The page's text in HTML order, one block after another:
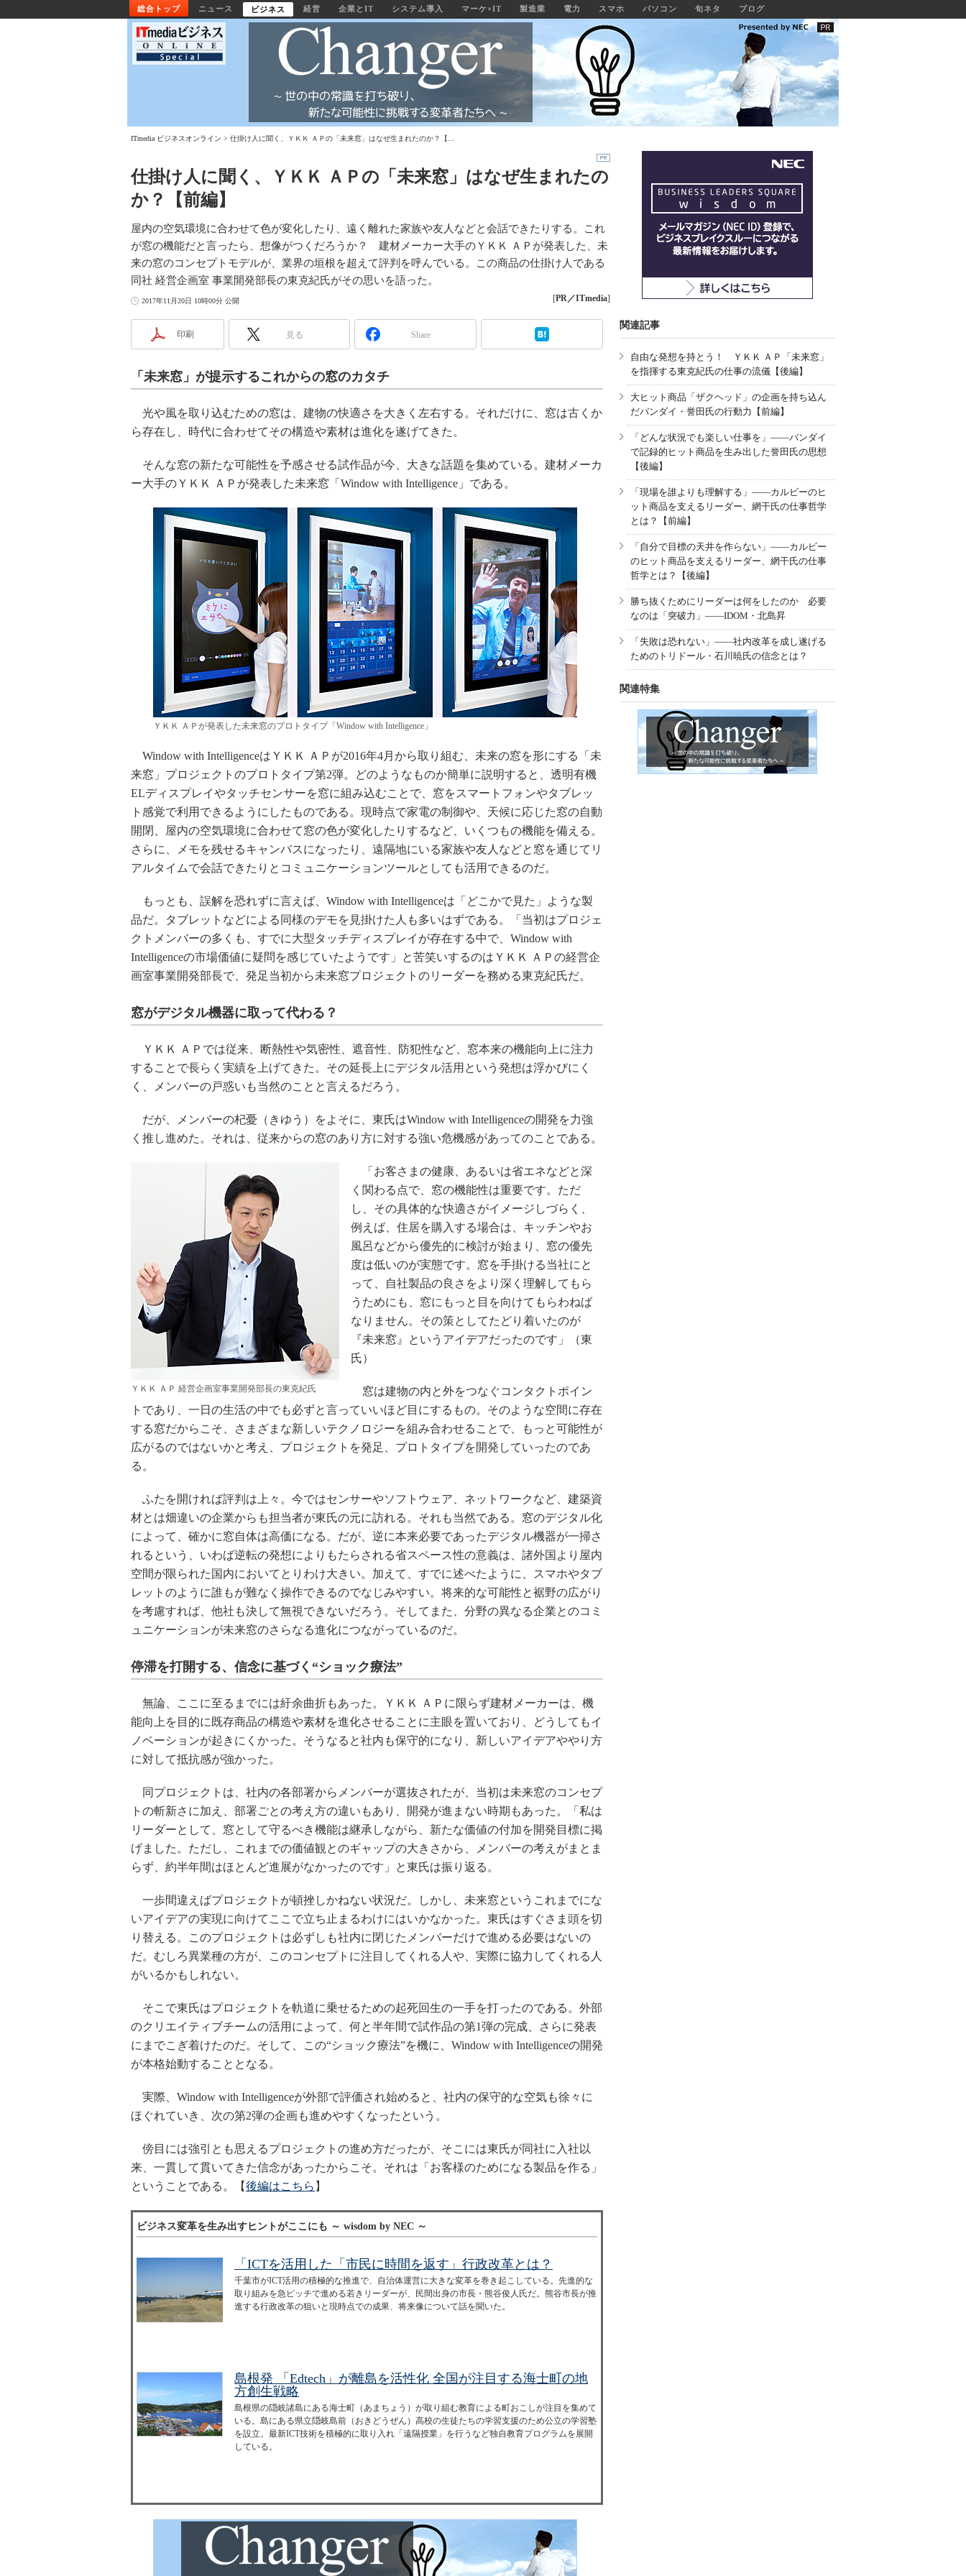
総合トップ ニュース ビジネス 経営 企業とIT システム導入 マーケ×IT 製造業 電力 スマホ パソコン 旬ネタ ブログ
ITmedia ビジネスオンライン 仕掛け人に聞く、ＹＫＫ ＡＰの「未来窓」はなぜ生まれたのか？【...
仕掛け人に聞く、ＹＫＫ ＡＰの「未来窓」はなぜ生まれたの
か？【前編】
屋内の空気環境に合わせて色が変化したり、遠く離れた家族や友人などと会話できたりする。これ
が窓の機能だと言ったら、想像がつくだろうか？ 建材メーカー大手のＹＫＫ ＡＰが発表した、未
来の窓のコンセプトモデルが、業界の垣根を超えて評判を呼んでいる。この商品の仕掛け人である
同社 経営企画室 事業開発部長の東克紀氏がその思いを語った。
2017年11月20日 10時00分 公開 [PR／ITmedia]
印刷 見る Share
「未来窓」が提示するこれからの窓のカタチ
光や風を取り込むための窓は、建物の快適さを大きく左右する。それだけに、窓は古くか
ら存在し、時代に合わせてその構造や素材は進化を遂げてきた。
そんな窓の新たな可能性を予感させる試作品が今、大きな話題を集めている。建材メーカ
ー大手のＹＫＫ ＡＰが発表した未来窓「Window with Intelligence」である。
ＹＫＫ ＡＰが発表した未来窓のプロトタイプ「Window with Intelligence」
Window with IntelligenceはＹＫＫ ＡＰが2016年4月から取り組む、未来の窓を形にする「未
来窓」プロジェクトのプロトタイプ第2弾。どのようなものか簡単に説明すると、透明有機
ELディスプレイやタッチセンサーを窓に組み込むことで、窓をスマートフォンやタブレッ
ト感覚で利用できるようにしたものである。現時点で家電の制御や、天候に応じた窓の自動
開閉、屋内の空気環境に合わせて窓の色が変化したりするなど、いくつもの機能を備える。
さらに、メモを残せるキャンバスになったり、遠隔地にいる家族や友人などと窓を通じてリ
アルタイムで会話できたりとコミュニケーションツールとしても活用できるのだ。
もっとも、誤解を恐れずに言えば、Window with Intelligenceは「どこかで見た」ような製
品だ。タブレットなどによる同様のデモを見掛けた人も多いはずである。「当初はプロジェ
クトメンバーの多くも、すでに大型タッチディスプレイが存在する中で、Window with
Intelligenceの市場価値に疑問を感じていたようです」と苦笑いするのはＹＫＫ ＡＰの経営企
画室事業開発部長で、発足当初から未来窓プロジェクトのリーダーを務める東克紀氏だ。
窓がデジタル機器に取って代わる？
ＹＫＫ ＡＰでは従来、断熱性や気密性、遮音性、防犯性など、窓本来の機能向上に注力
することで長らく実績を上げてきた。その延長上にデジタル活用という発想は浮かびにく
く、メンバーの戸惑いも当然のことと言えるだろう。
だが、メンバーの杞憂（きゆう）をよそに、東氏はWindow with Intelligenceの開発を力強
く推し進めた。それは、従来からの窓のあり方に対する強い危機感があってのことである。
ＹＫＫ ＡＰ 経営企画室事業開発部長の東克紀氏
「お客さまの健康、あるいは省エネなどと深
く関わる点で、窓の機能性は重要です。ただ
し、その具体的な快適さがイメージしづらく、
例えば、住居を購入する場合は、キッチンやお
風呂などから優先的に検討が始まり、窓の優先
度は低いのが実態です。窓を手掛ける当社にと
って、自社製品の良さをより深く理解してもら
うためにも、窓にもっと目を向けてもらわねば
なりません。その策としてたどり着いたのが
『未来窓』というアイデアだったのです」（東
氏）
窓は建物の内と外をつなぐコンタクトポイン
トであり、一日の生活の中でも必ずと言っていいほど目にするもの。そのような空間に存在
する窓だからこそ、さまざまな新しいテクノロジーを組み合わせることで、もっと可能性が
広がるのではないかと考え、プロジェクトを発足、プロトタイプを開発していったのであ
る。
ふたを開ければ評判は上々。今ではセンサーやソフトウェア、ネットワークなど、建築資
材とは畑違いの企業からも担当者が東氏の元に訪れる。それも当然である。窓のデジタル化
によって、確かに窓自体は高価になる。だが、逆に本来必要であったデジタル機器が一掃さ
れるという、いわば逆転の発想によりもたらされる省スペース性の意義は、諸外国より屋内
空間が限られた国内においてとりわけ大きい。加えて、すでに述べたように、スマホやタブ
レットのように誰もが難なく操作できるのでなじみやすい。将来的な可能性と裾野の広がり
を考慮すれば、他社も決して無視できないだろう。そしてまた、分野の異なる企業とのコミ
ュニケーションが未来窓のさらなる進化につながっているのだ。
停滞を打開する、信念に基づく“ショック療法”
無論、ここに至るまでには紆余曲折もあった。ＹＫＫ ＡＰに限らず建材メーカーは、機
能向上を目的に既存商品の構造や素材を進化させることに主眼を置いており、どうしてもイ
ノベーションが起きにくかった。そうなると社内も保守的になり、新しいアイデアややり方
に対して抵抗感が強かった。
同プロジェクトは、社内の各部署からメンバーが選抜されたが、当初は未来窓のコンセプ
トの斬新さに加え、部署ごとの考え方の違いもあり、開発が進まない時期もあった。「私は
リーダーとして、窓として守るべき機能は継承しながら、新たな価値の付加を開発目標に掲
げました。ただし、これまでの価値観とのギャップの大きさから、メンバーの考えがまとま
らず、約半年間はほとんど進展がなかったのです」と東氏は振り返る。
一歩間違えばプロジェクトが頓挫しかねない状況だ。しかし、未来窓というこれまでにな
いアイデアの実現に向けてここで立ち止まるわけにはいかなかった。東氏はすぐさま頭を切
り替える。このプロジェクトは必ずしも社内に閉じたメンバーだけで進める必要はないの
だ。むしろ異業種の方が、このコンセプトに注目してくれる人や、実際に協力してくれる人
がいるかもしれない。
そこで東氏はプロジェクトを軌道に乗せるための起死回生の一手を打ったのである。外部
のクリエイティブチームの活用によって、何と半年間で試作品の第1弾の完成、さらに発表
にまでこぎ着けたのだ。そして、この“ショック療法”を機に、Window with Intelligenceの開発
が本格始動することとなる。
実際、Window with Intelligenceが外部で評価され始めると、社内の保守的な空気も徐々に
ほぐれていき、次の第2弾の企画も進めやすくなったという。
傍目には強引とも思えるプロジェクトの進め方だったが、そこには東氏が同社に入社以
来、一貫して貫いてきた信念があったからこそ。それは「お客様のためになる製品を作る」
ということである。【後編はこちら 】
ビジネス変革を生み出すヒントがここにも ～ wisdom by NEC ～
「ICTを活用した「市民に時間を返す」行政改革とは？
千葉市がICT活用の積極的な推進で、自治体運営に大きな変革を巻き起こしている。先進的な
取り組みを急ピッチで進める若きリーダーが、民間出身の市長・熊谷俊人氏だ。熊谷市長が推
進する行政改革の狙いと現時点での成果、将来像について話を聞いた。
島根発 「Edtech」が離島を活性化 全国が注目する海士町の地
方創生戦略
島根県の隠岐諸島にある海士町（あまちょう）が取り組む教育による町おこしが注目を集めて
いる。島にある県立隠岐島前（おきどうぜん）高校の生徒たちの学習支援のため公立の学習塾
を設立。最新ICT技術を積極的に取り入れ「遠隔授業」を行うなど独自教育プログラムを展開
している。
関連記事
自由な発想を持とう！ ＹＫＫ ＡＰ「未来窓」
を指揮する東克紀氏の仕事の流儀【後編】
大ヒット商品「ザクヘッド」の企画を持ち込ん
だバンダイ・誉田氏の行動力【前編】
「どんな状況でも楽しい仕事を」――バンダイ
で記録的ヒット商品を生み出した誉田氏の思想
【後編】
「現場を誰よりも理解する」――カルビーのヒ
ット商品を支えるリーダー、網干氏の仕事哲学
とは？【前編】
「自分で目標の天井を作らない」――カルビー
のヒット商品を支えるリーダー、網干氏の仕事
哲学とは？【後編】
勝ち抜くためにリーダーは何をしたのか 必要
なのは「突破力」――IDOM・北島昇
「失敗は恐れない」――社内改革を成し遂げる
ためのトリドール・石川暁氏の信念とは？
関連特集